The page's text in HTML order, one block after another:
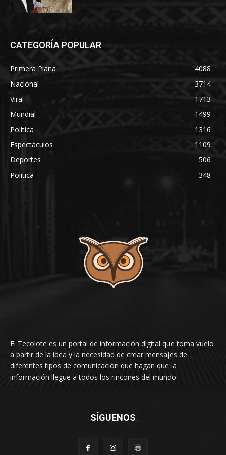
CATEGORÍA POPULAR
Primera Plana
4088
Nacional
3714
Viral
1713
Mundial
1499
Política
1316
Espectáculos
1109
Deportes
506
Politica
348
El Tecolote es un portal de información digital que toma vuelo
a partir de la idea y la necesidad de crear mensajes de
diferentes tipos de comunicación que hagan que la
información llegue a todos los rincones del mundo
SÍGUENOS